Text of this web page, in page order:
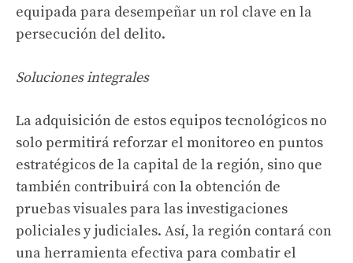
equipada para desempeñar un rol clave en la
persecución del delito.
Soluciones integrales
La adquisición de estos equipos tecnológicos no
solo permitirá reforzar el monitoreo en puntos
estratégicos de la capital de la región, sino que
también contribuirá con la obtención de
pruebas visuales para las investigaciones
policiales y judiciales. Así, la región contará con
una herramienta efectiva para combatir el